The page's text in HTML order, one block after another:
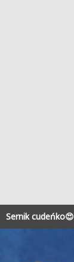
Sernik cudeńko😍